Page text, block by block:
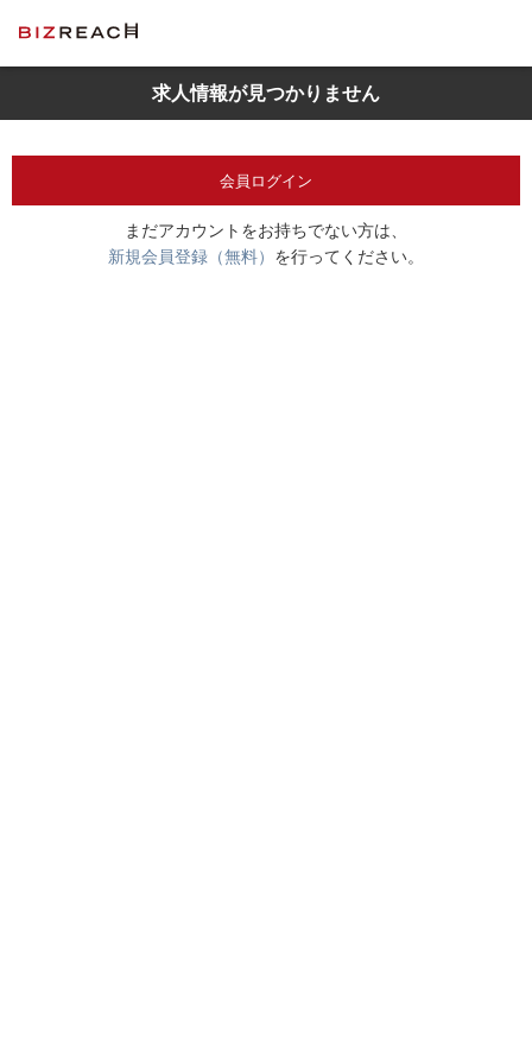
求人情報が見つかりません
会員ログイン
まだアカウントをお持ちでない方は、
新規会員登録（無料） を行ってください。